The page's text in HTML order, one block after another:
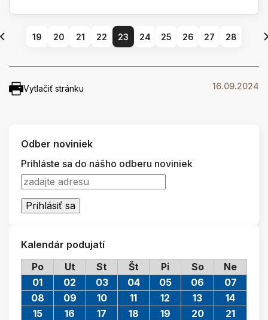
19 20 21 22 23 24 25 26 27 28
Vytlačiť stránku 16.09.2024
Odber noviniek
Prihláste sa do nášho odberu noviniek
Kalendár podujatí
Po
Ut St Št Pi So Ne
01 02 03 04 05 06
07
08
09 10 11 12 13
14
15
16 17 18 19 20
21